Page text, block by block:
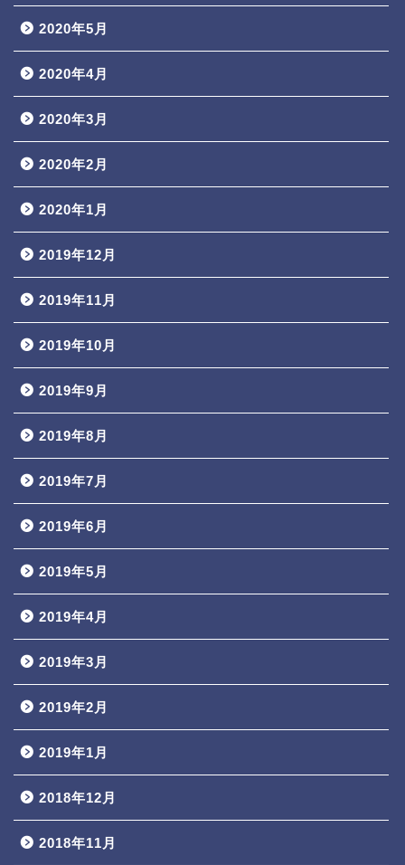
2020年5月
2020年4月
2020年3月
2020年2月
2020年1月
2019年12月
2019年11月
2019年10月
2019年9月
2019年8月
2019年7月
2019年6月
2019年5月
2019年4月
2019年3月
2019年2月
2019年1月
2018年12月
2018年11月